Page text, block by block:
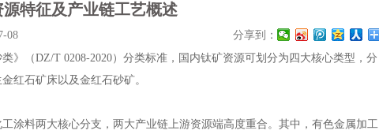
源特征及产业链工艺概述
08
分享到：
》（DZ/T 0208-2020）分类标准，国内钛矿资源可划分为四大核心类型，分
红石矿床以及金红石砂矿。
涂料两大核心分支，两大产业链上游资源端高度重合。其中，有色金属加工